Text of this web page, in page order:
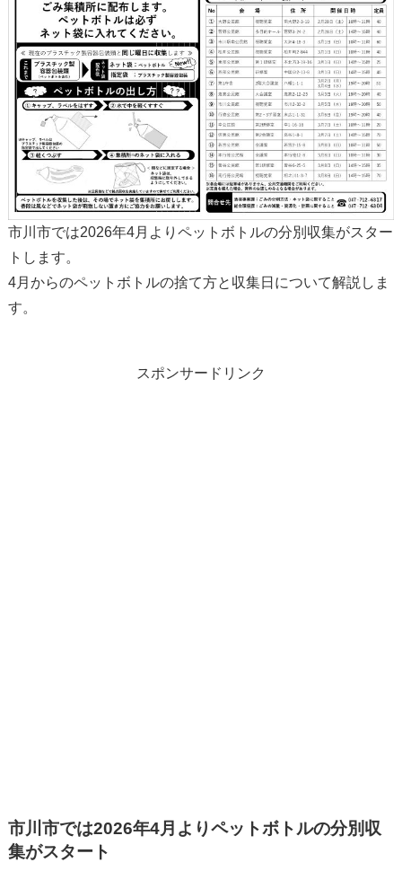
市川市では2026年4月よりペットボトルの分別収集がスター
トします。
4月からのペットボトルの捨て方と収集日について解説しま
す。
スポンサードリンク
市川市では2026年4月よりペットボトルの分別収
集がスタート